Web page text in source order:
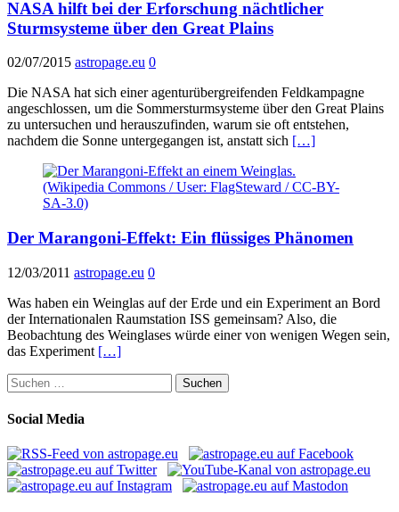
NASA hilft bei der Erforschung nächtlicher
Sturmsysteme über den Great Plains
02/07/2015 astropage.eu 0
Die NASA hat sich einer agenturübergreifenden Feldkampagne
angeschlossen, um die Sommersturmsysteme über den Great Plains
zu untersuchen und herauszufinden, warum sie oft entstehen,
nachdem die Sonne untergegangen ist, anstatt sich […]
Der Marangoni-Effekt: Ein flüssiges Phänomen
12/03/2011 astropage.eu 0
Was haben ein Weinglas auf der Erde und ein Experiment an Bord
der Internationalen Raumstation ISS gemeinsam? Also, die
Beobachtung des Weinglases würde einer von wenigen Wegen sein,
das Experiment […]
Suchen
nach:
Social Media